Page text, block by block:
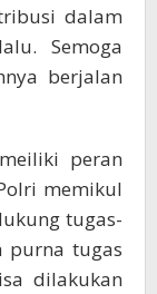
dalam
Semoga
berjalan
peran
memikul
tugas-
purna tugas
dilakukan